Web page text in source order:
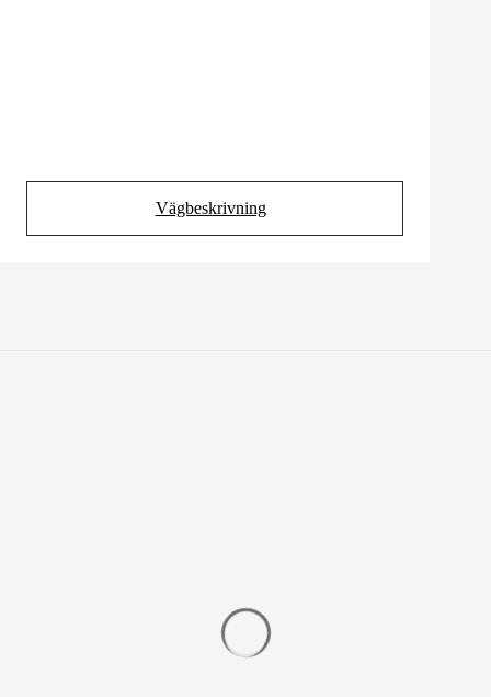
Vägbeskrivning
(Opens in new tab)